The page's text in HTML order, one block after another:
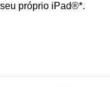
próprio iPad®*.